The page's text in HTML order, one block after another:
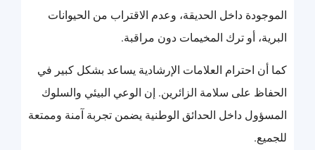
الموجودة داخل الحديقة، وعدم الاقتراب من الحيوانات
البرية، أو ترك المخيمات دون مراقبة.
كما أن احترام العلامات الإرشادية يساعد بشكل كبير في
الحفاظ على سلامة الزائرين. إن الوعي البيئي والسلوك
المسؤول داخل الحدائق الوطنية يضمن تجربة آمنة وممتعة
للجميع.